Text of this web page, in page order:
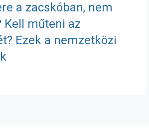
a zacskóban, nem
Kell műteni az
Ezek a nemzetközi